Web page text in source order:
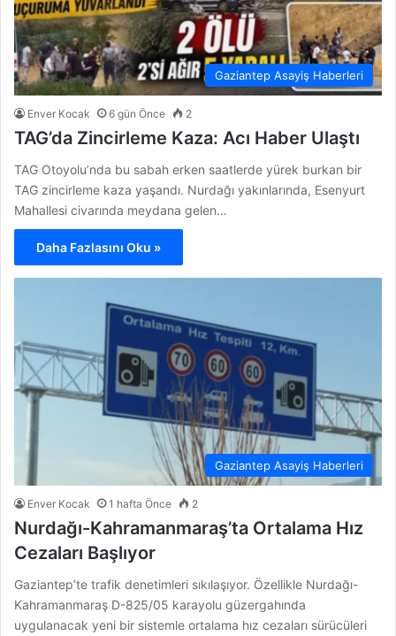
Gaziantep Asayiş Haberleri
Enver Kocak 6 gün Önce 2
TAG’da Zincirleme Kaza: Acı Haber Ulaştı
TAG Otoyolu’nda bu sabah erken saatlerde yürek burkan bir
TAG zincirleme kaza yaşandı. Nurdağı yakınlarında, Esenyurt
Mahallesi civarında meydana gelen…
Daha Fazlasını Oku »
Gaziantep Asayiş Haberleri
Enver Kocak 1 hafta Önce 2
Nurdağı-Kahramanmaraş’ta Ortalama Hız
Cezaları Başlıyor
Gaziantep’te trafik denetimleri sıkılaşıyor. Özellikle Nurdağı-
Kahramanmaraş D-825/05 karayolu güzergahında
uygulanacak yeni bir sistemle ortalama hız cezaları sürücüleri